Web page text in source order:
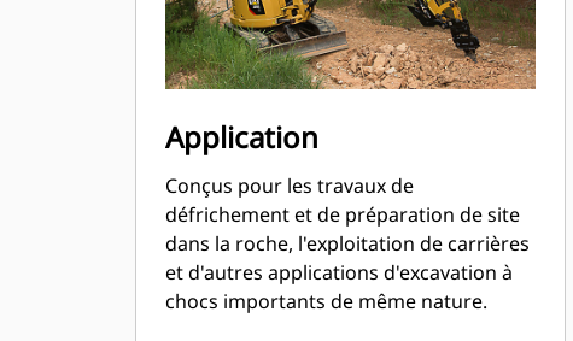
Application
Conçus pour les travaux de
défrichement et de préparation de site
dans la roche, l'exploitation de carrières
et d'autres applications d'excavation à
chocs importants de même nature.